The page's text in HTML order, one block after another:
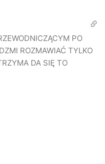
PO
ROZMAWIAĆ TYLKO
DA SIĘ TO